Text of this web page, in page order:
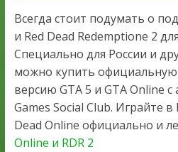
Всегда стоит подумать о
и Red Dead Redemptione 2
Специально для России и
можно купить
версию GTA 5 и GTA Online
Games Social Club. Играйте
Dead Online официально и
Online и RDR 2